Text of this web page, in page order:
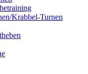
Krabbel-Turnen